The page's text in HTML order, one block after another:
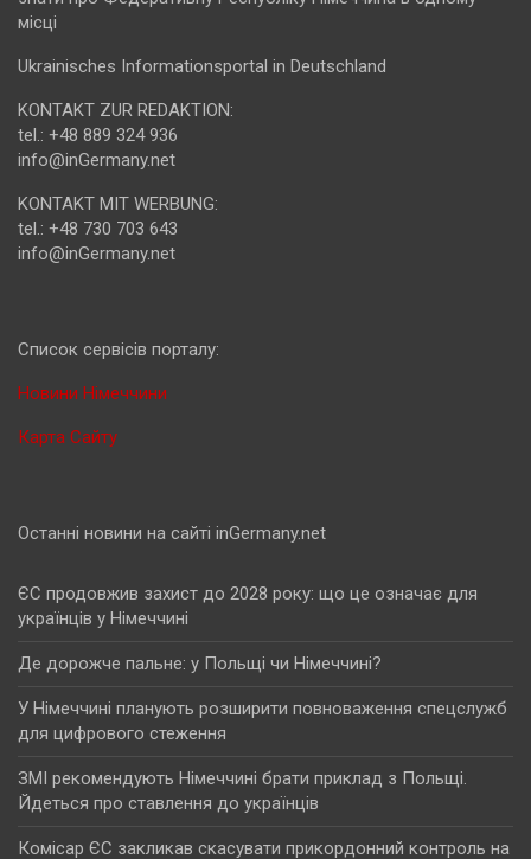
місці
Ukrainisches Informationsportal in Deutschland
KONTAKT ZUR REDAKTION:
tel.: +48 889 324 936
info@inGermany.net
KONTAKT MIT WERBUNG:
tel.: +48 730 703 643
info@inGermany.net
Cписок сервісів порталу:
Новини Німеччини
Карта Сайту
Останні новини на сайті inGermany.net
ЄС продовжив захист до 2028 року: що це означає для
українців у Німеччині
Де дорожче пальне: у Польщі чи Німеччині?
У Німеччині планують розширити повноваження спецслужб
для цифрового стеження
ЗМІ рекомендують Німеччині брати приклад з Польщі.
Йдеться про ставлення до українців
Комісар ЄС закликав скасувати прикордонний контроль на